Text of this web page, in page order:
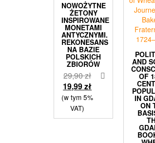
NOWOŻYTNE
ŻETONY
INSPIROWANE
MONETAMI
ANTYCZNYMI.
REKONESANS
NA BAZIE
POLSKICH
ZBIORÓW
29,90złPierwotna
cena
wynosiła:
19,99złAktualna
cena
19,99 zł.
(w tym 5%
VAT)
AND
OF
IN
ON